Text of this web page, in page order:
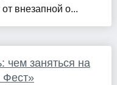
внезапной о...
заняться на
Фест»